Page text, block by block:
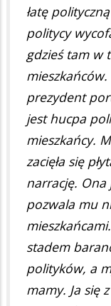
łatę
politycy
gdzieś tam w
prezydent
jest hucpa
mieszkańcy.
zacięła się
narrację.
pozwala mu
stadem
polityków, a
mamy. Ja się